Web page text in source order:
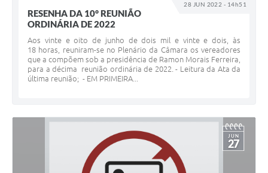
28 JUN 2022 - 14h51
RESENHA DA 10° REUNIÃO
ORDINÁRIA DE 2022
Aos vinte e oito de junho de dois mil e vinte e dois, às
18 horas, reuniram-se no Plenário da Câmara os vereadores
que a compõem sob a presidência de Ramon Morais Ferreira,
para a décima reunião ordinária de 2022. - Leitura da Ata da
última reunião; - EM PRIMEIRA...
JUN
27